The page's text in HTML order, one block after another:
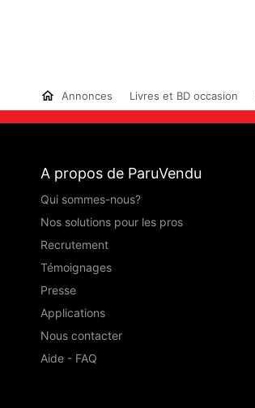
Annonces Livres et BD occasion
A propos de ParuVendu
Qui sommes-nous?
Nos solutions pour les pros
Recrutement
Témoignages
Presse
Applications
Nous contacter
Aide - FAQ